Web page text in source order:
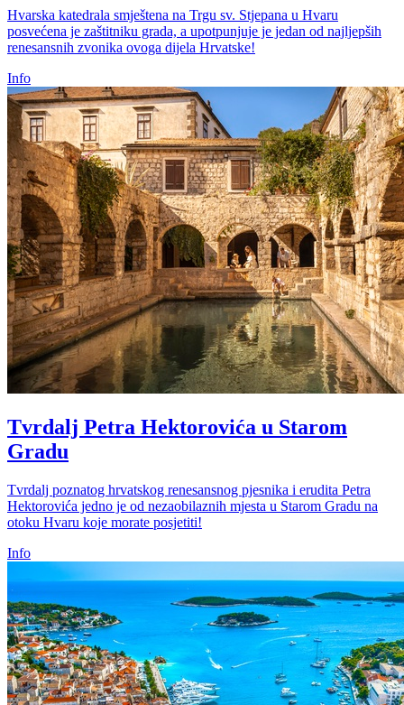
Hvarska katedrala smještena na Trgu sv. Stjepana u Hvaru
posvećena je zaštitniku grada, a upotpunjuje je jedan od najljepših
renesansnih zvonika ovoga dijela Hrvatske!
Info
Tvrdalj Petra Hektorovića u Starom
Gradu
Tvrdalj poznatog hrvatskog renesansnog pjesnika i erudita Petra
Hektorovića jedno je od nezaobilaznih mjesta u Starom Gradu na
otoku Hvaru koje morate posjetiti!
Info